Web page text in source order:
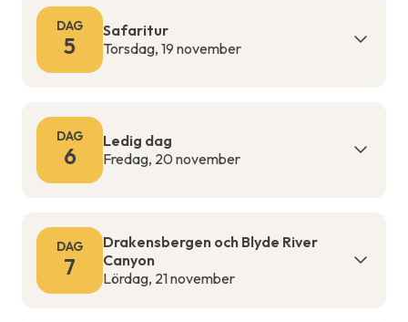
DAG
5
Safaritur
Torsdag, 19 november
DAG
6
Ledig dag
Fredag, 20 november
DAG
7
Drakensbergen och Blyde River
Canyon
Lördag, 21 november